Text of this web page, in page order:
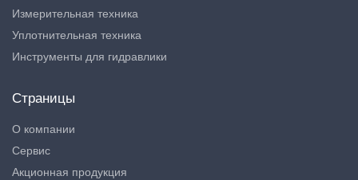
Измерительная техника
Уплотнительная техника
Инструменты для гидравлики
Страницы
О компании
Сервис
Акционная продукция